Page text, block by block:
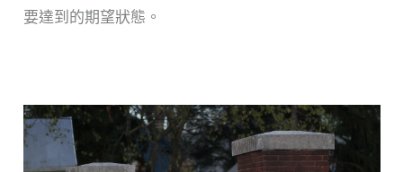
要達到的期望狀態。